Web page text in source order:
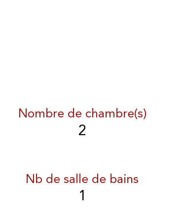
Nombre de chambre(s)
2
Nb de salle de bains
1